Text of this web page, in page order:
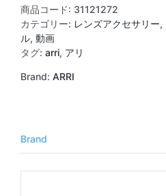
レ
マ
キ
グ
10
商品コード: 31121272
カテゴリー: レンズアクセサリー,
ル, 動画
タグ: arri, アリ
Brand: ARRI
Brand